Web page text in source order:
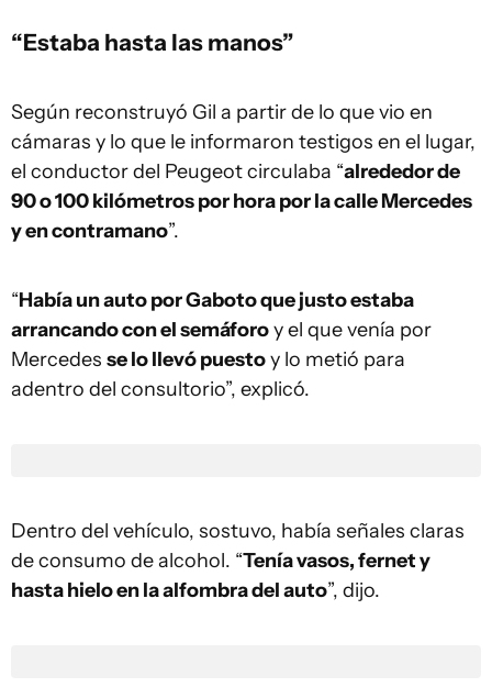
“Estaba hasta las manos”
Según reconstruyó Gil a partir de lo que vio en
cámaras y lo que le informaron testigos en el lugar,
el conductor del Peugeot circulaba “alrededor de
90 o 100 kilómetros por hora por la calle Mercedes
y en contramano”.
“Había un auto por Gaboto que justo estaba
arrancando con el semáforoy el que venía por
Mercedes se lo llevó puestoy lo metió para
adentro del consultorio”, explicó.
Dentro del vehículo, sostuvo, había señales claras
de consumo de alcohol. “Tenía vasos, fernet y
hasta hielo en la alfombra del auto”, dijo.